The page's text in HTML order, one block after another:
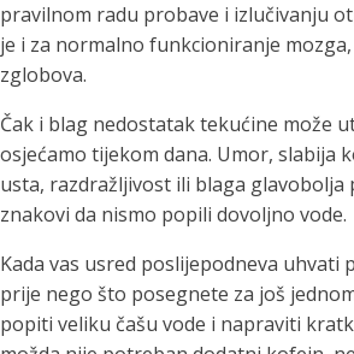
pravilnom radu probave i izlučivanju
je i za normalno funkcioniranje
zglobova.
Čak i blag nedostatak tekućine može
osjećamo tijekom dana. Umor, slabija
usta, razdražljivost ili blaga glavobolja
znakovi da nismo popili dovoljno vode.
Kada vas usred poslijepodneva uhvati
prije nego što posegnete za još
popiti veliku čašu vode i napraviti